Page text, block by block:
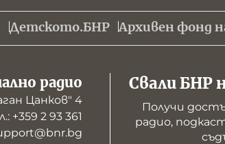
Детското.БНР Архивен фонд
радио
Цанков" 4
+359 2 93 361
Свали БНР
Получи
радио,